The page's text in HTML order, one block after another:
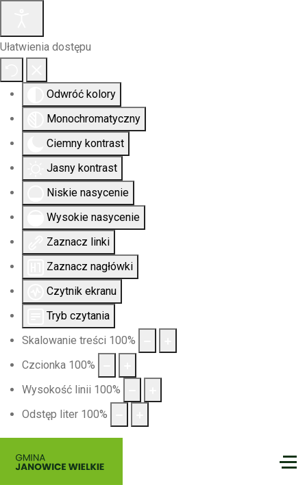
Ułatwienia dostępu
Odwróć kolory
Monochromatyczny
Ciemny kontrast
Jasny kontrast
Niskie nasycenie
Wysokie nasycenie
Zaznacz linki
Zaznacz nagłówki
Czytnik ekranu
Tryb czytania
Skalowanie treści 100%
Czcionka 100%
Wysokość linii 100%
Odstęp liter 100%